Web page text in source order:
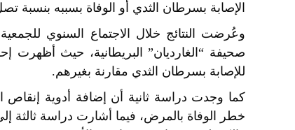
الإصابة بسرطان الثدي أو الوفاة بسببه بنسبة تصل إلى 30
وعُرضت النتائج خلال الاجتماع السنوي
صحيفة “الغارديان” البريطانية، حيث
للإصابة بسرطان الثدي مقارنة بغيرهم.
كما وجدت دراسة ثانية أن إضافة أدوية إنقاص
خطر الوفاة بالمرض، فيما أشارت دراسة ثالثة